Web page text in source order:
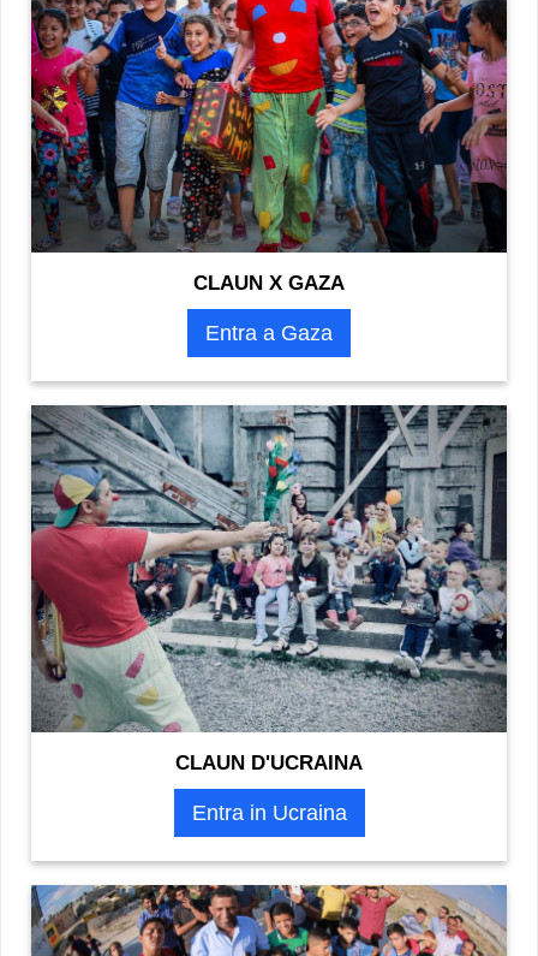
CLAUN X GAZA
Entra a Gaza
CLAUN D'UCRAINA
Entra in Ucraina